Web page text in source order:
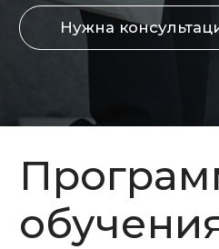
Work in a Team
Course Project
Final Certification
Internship
Advanced Java Programming
Advanced Software Testing
AI Security
Behavioral Cybersecurity
Big Data Basics
Business Analysis Basics
Design Patterns (C#)